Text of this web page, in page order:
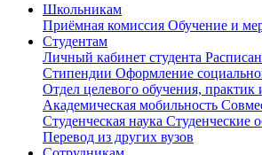
Школьникам
Приёмная комиссия Обучение и
Студентам
Личный кабинет студента
Стипендии Оформление
Отдел целевого обучения, практик
Академическая мобильность
Студенческая наука Студенческие
Перевод из других вузов